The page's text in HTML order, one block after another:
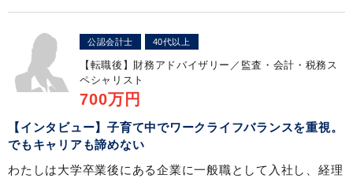
公認会計士 40代以上
【転職後】 財務アドバイザリー／監査・会計・税務ス
ペシャリスト
700万円
【インタビュー】子育て中でワークライフバランスを重視。
でもキャリアも諦めない
わたしは大学卒業後にある企業に一般職として入社し、経理